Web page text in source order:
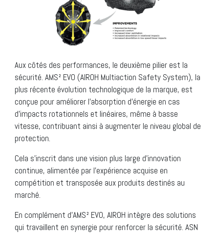
Aux côtés des performances, le deuxième pilier est la
sécurité. AMS² EVO (AIROH Multiaction Safety System), la
plus récente évolution technologique de la marque, est
conçue pour améliorer l’absorption d’énergie en cas
d’impacts rotationnels et linéaires, même à basse
vitesse, contribuant ainsi à augmenter le niveau global de
protection.
Cela s’inscrit dans une vision plus large d’innovation
continue, alimentée par l’expérience acquise en
compétition et transposée aux produits destinés au
marché.
En complément d’AMS² EVO, AIROH intègre des solutions
qui travaillent en synergie pour renforcer la sécurité. ASN